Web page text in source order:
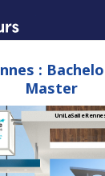
:
Master
UniLaSalle